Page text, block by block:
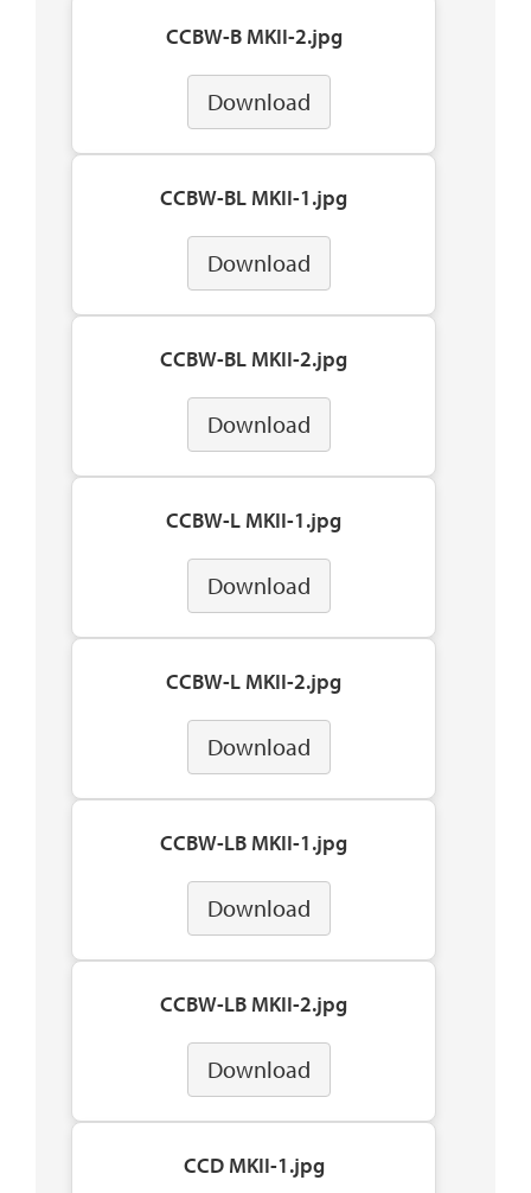
CCBW-B MKII-2.jpg
Download
CCBW-BL MKII-1.jpg
Download
CCBW-BL MKII-2.jpg
Download
CCBW-L MKII-1.jpg
Download
CCBW-L MKII-2.jpg
Download
CCBW-LB MKII-1.jpg
Download
CCBW-LB MKII-2.jpg
Download
CCD MKII-1.jpg